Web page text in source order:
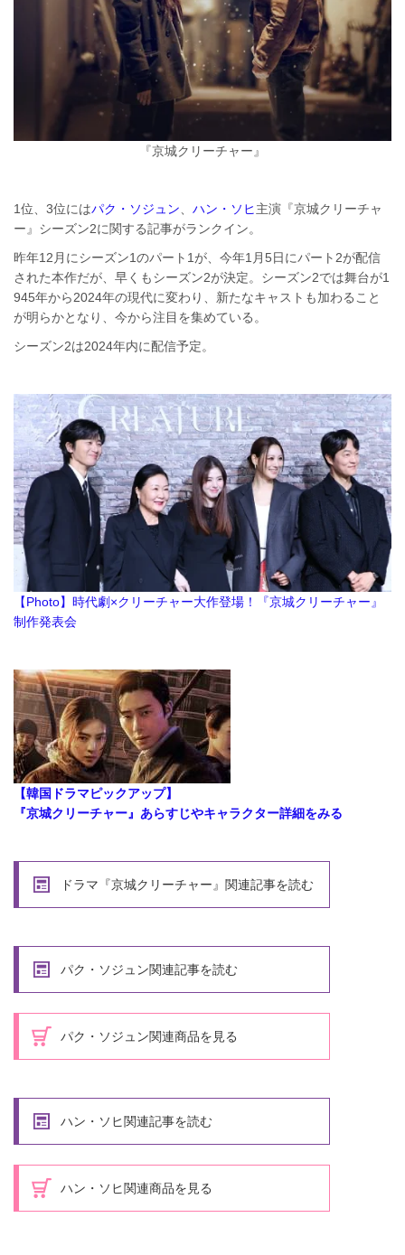
『京城クリーチャー』
1位、3位にはパク・ソジュン ハン・ソヒ 主演『京城クリーチャ
ー』シーズン2に関する記事がランクイン。
昨年12月にシーズン1のパート1が、今年1月5日にパート2が配信
された本作だが、早くもシーズン2が決定。シーズン2では舞台が1
945年から2024年の現代に変わり、新たなキャストも加わること
が明らかとなり、今から注目を集めている。
シーズン2は2024年内に配信予定。
【Photo】時代劇×クリーチャー大作登場！『京城クリーチャー』
制作発表会
【韓国ドラマピックアップ】
『京城クリーチャー』あらすじやキャラクター詳細をみる
ドラマ『京城クリーチャー』関連記事を読む
パク・ソジュン関連記事を読む
パク・ソジュン関連商品を見る
ハン・ソヒ関連記事を読む
ハン・ソヒ関連商品を見る